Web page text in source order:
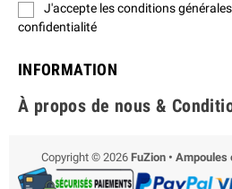
J'accepte les conditions
confidentialité
INFORMATION
À propos de nous &
Copyright © 2026 FuZion •